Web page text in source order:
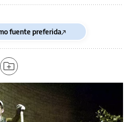
fuente preferida